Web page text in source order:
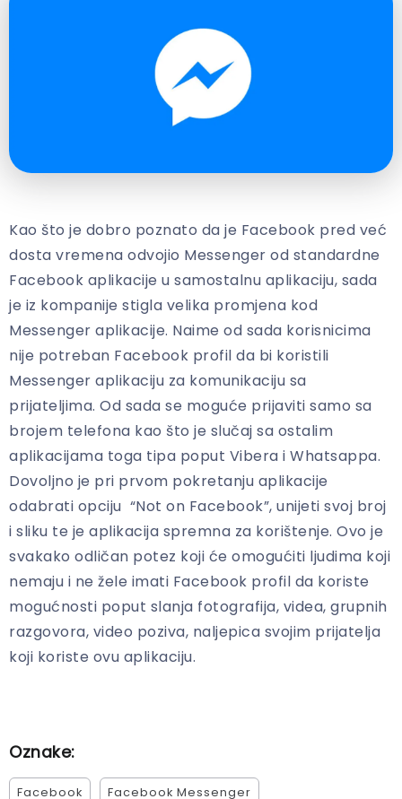
Kao što je dobro poznato da je Facebook pred već
dosta vremena odvojio Messenger od standardne
Facebook aplikacije u samostalnu aplikaciju, sada
je iz kompanije stigla velika promjena kod
Messenger aplikacije. Naime od sada korisnicima
nije potreban Facebook profil da bi koristili
Messenger aplikaciju za komunikaciju sa
prijateljima. Od sada se moguće prijaviti samo sa
brojem telefona kao što je slučaj sa ostalim
aplikacijama toga tipa poput Vibera i Whatsappa.
Dovoljno je pri prvom pokretanju aplikacije
odabrati opciju “Not on Facebook”, unijeti svoj broj
i sliku te je aplikacija spremna za korištenje. Ovo je
svakako odličan potez koji će omogućiti ljudima koji
nemaju i ne žele imati Facebook profil da koriste
mogućnosti poput slanja fotografija, videa, grupnih
razgovora, video poziva, naljepica svojim prijatelja
koji koriste ovu aplikaciju.
Oznake:
Facebook Facebook Messenger